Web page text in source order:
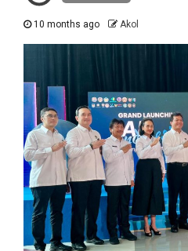
10 months ago Akol